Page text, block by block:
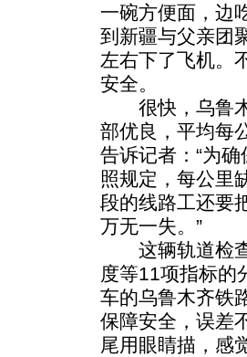
一碗方便面，边
到新疆与父亲团
左右下了飞机。
安全。
很快，乌鲁木
部优良，平均每
告诉记者：“为
照规定，每公里
段的线路工还要
万无一失。”
这辆轨道检查
度等11项指标的
车的乌鲁木齐铁
保障安全，误差
尾用眼睛描，感